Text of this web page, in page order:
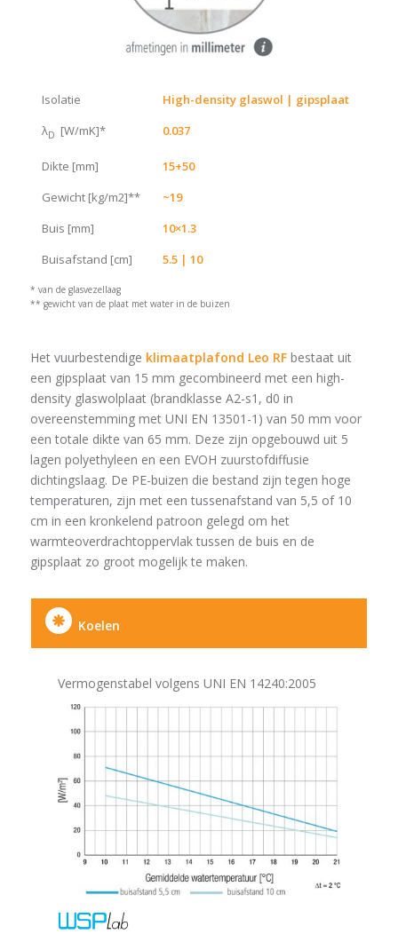
Isolatie High-density glaswol | gipsplaat
λD [W/mK]* 0.037
Dikte [mm]
15+50
Gewicht [kg/m2]**
~19
Buis [mm]
10×1.3
Buisafstand [cm]
5.5 | 10
* van de glasvezellaag
** gewicht van de plaat met water in de buizen
Het vuurbestendige klimaatplafond Leo RFbestaat uit
een gipsplaat van 15 mm gecombineerd met een high-
density glaswolplaat (brandklasse A2-s1, d0 in
overeenstemming met UNI EN 13501-1) van 50 mm voor
een totale dikte van 65 mm. Deze zijn opgebouwd uit 5
lagen polyethyleen en een EVOH zuurstofdiffusie
dichtingslaag. De PE-buizen die bestand zijn tegen hoge
temperaturen, zijn met een tussenafstand van 5,5 of 10
cm in een kronkelend patroon gelegd om het
warmteoverdrachtoppervlak tussen de buis en de
gipsplaat zo groot mogelijk te maken.
Koelen
Vermogenstabel volgens UNI EN 14240:2005